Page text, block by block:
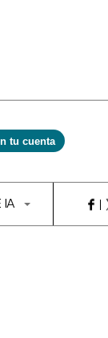
tu cuenta
IA